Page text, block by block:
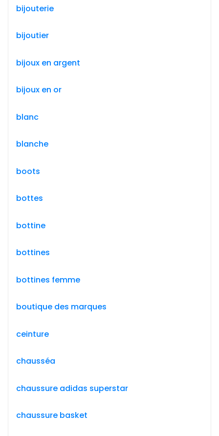
bijouterie
bijoutier
bijoux en argent
bijoux en or
blanc
blanche
boots
bottes
bottine
bottines
bottines femme
boutique des marques
ceinture
chausséa
chaussure adidas superstar
chaussure basket